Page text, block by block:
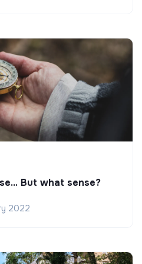
But what sense?
2022